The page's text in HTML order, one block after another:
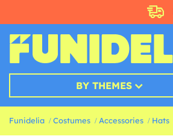
BY THEMES
Funidelia Costumes Accessories Hats